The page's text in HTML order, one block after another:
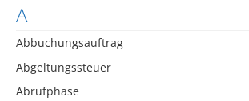
A
Abbuchungsauftrag
Abgeltungssteuer
Abrufphase